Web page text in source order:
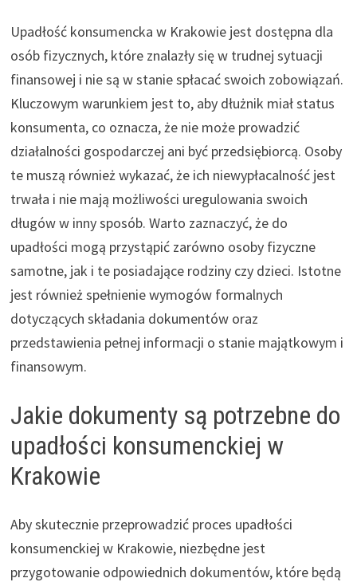
Upadłość konsumencka w Krakowie jest dostępna dla
osób fizycznych, które znalazły się w trudnej sytuacji
finansowej i nie są w stanie spłacać swoich zobowiązań.
Kluczowym warunkiem jest to, aby dłużnik miał status
konsumenta, co oznacza, że nie może prowadzić
działalności gospodarczej ani być przedsiębiorcą. Osoby
te muszą również wykazać, że ich niewypłacalność jest
trwała i nie mają możliwości uregulowania swoich
długów w inny sposób. Warto zaznaczyć, że do
upadłości mogą przystąpić zarówno osoby fizyczne
samotne, jak i te posiadające rodziny czy dzieci. Istotne
jest również spełnienie wymogów formalnych
dotyczących składania dokumentów oraz
przedstawienia pełnej informacji o stanie majątkowym i
finansowym.
Jakie dokumenty są potrzebne do
upadłości konsumenckiej w
Krakowie
Aby skutecznie przeprowadzić proces upadłości
konsumenckiej w Krakowie, niezbędne jest
przygotowanie odpowiednich dokumentów, które będą